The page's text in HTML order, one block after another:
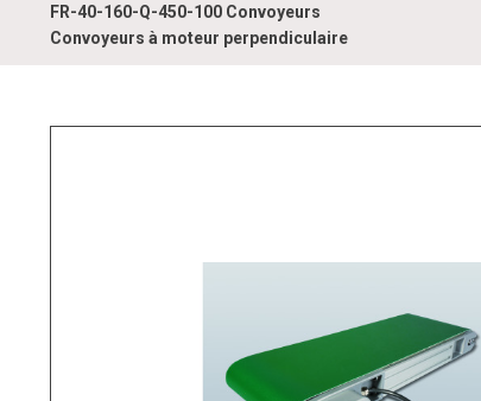
FR-40-160-Q-450-100 Convoyeurs
Convoyeurs à moteur perpendiculaire